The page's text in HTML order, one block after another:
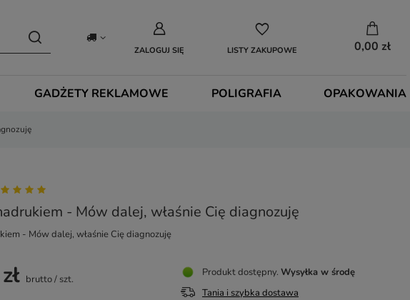
ZALOGUJ SIĘ LISTY ZAKUPOWE 0,00 zł
GADŻETY REKLAMOWE POLIGRAFIA OPAKOWANIA
- Mów dalej, właśnie Cię diagnozuję
- Mów dalej, właśnie Cię diagnozuję
brutto/ szt.
Produkt dostępny Wysyłka w środę
Tania i szybka dostawa